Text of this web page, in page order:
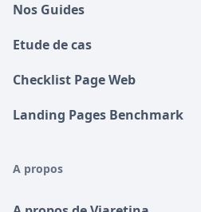
Nos Guides
Etude de cas
Checklist Page Web
Landing Pages Benchmark
A propos